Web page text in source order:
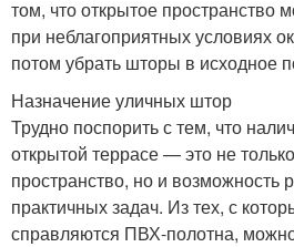
том, что открытое пространство
при неблагоприятных условиях
потом убрать шторы в исходное
Назначение уличных штор
Трудно поспорить с тем, что
открытой террасе — это не
пространство, но и возможность
практичных задач. Из тех, с
справляются ПВХ-полотна,